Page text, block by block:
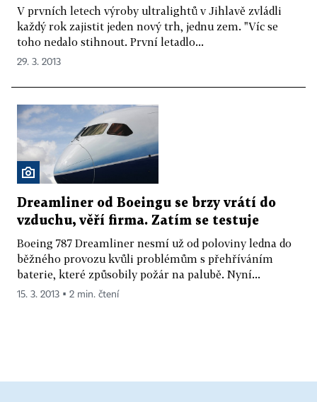
V prvních letech výroby ultralightů v Jihlavě zvládli
každý rok zajistit jeden nový trh, jednu zem. "Víc se
toho nedalo stihnout. První letadlo...
29. 3. 2013
Dreamliner od Boeingu se brzy vrátí do
vzduchu, věří firma. Zatím se testuje
Boeing 787 Dreamliner nesmí už od poloviny ledna do
běžného provozu kvůli problémům s přehříváním
baterie, které způsobily požár na palubě. Nyní...
15. 3. 2013 ▪ 2 min. čtení